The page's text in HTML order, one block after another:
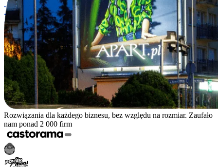
Rozwiązania dla każdego biznesu, bez względu na rozmiar. Zaufało
nam ponad 2 000 firm